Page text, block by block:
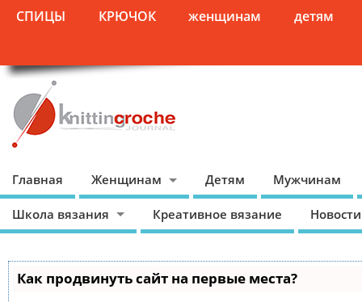
СПИЦЫ КРЮЧОК женщинам детям
Главная Женщинам Детям Мужчинам
Школа вязания Креативное вязание
Как продвинуть сайт на первые места?